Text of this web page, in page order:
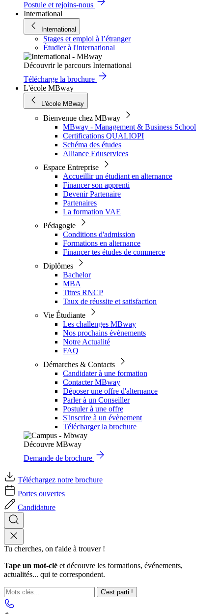
Postule et rejoins-nous
International
International
Stages et emploi à l’étranger
Étudier à l'international
Découvrir le parcours International
Télécharge la brochure
L'école MBway
L'école MBway
Bienvenue chez MBway
MBway - Management & Business School
Certifications QUALIOPI
Schéma des études
Alliance Eduservices
Espace Entreprise
Accueillir un étudiant en alternance
Financer son apprenti
Devenir Partenaire
Partenaires
La formation VAE
Pédagogie
Conditions d'admission
Formations en alternance
Financer tes études de commerce
Diplômes
Bachelor
MBA
Titres RNCP
Taux de réussite et satisfaction
Vie Étudiante
Les challenges MBway
Nos prochains évènements
Notre Actualité
FAQ
Démarches & Contacts
Candidater à une formation
Contacter MBway
Déposer une offre d'alternance
Parler à un Conseiller
Postuler à une offre
S'inscrire à un évènement
Télécharger la brochure
Découvre MBway
Demande de brochure
Téléchargez notre brochure
Portes ouvertes
Candidature
Tu cherches, on t'aide à trouver !
Tape un mot-clé et découvre les formations, événements,
actualités... qui te correspondent.
C'est parti !